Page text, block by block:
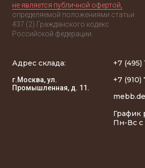
не является публичной офертой,
определяемой положениями статьи
437 (2) Гражданского кодекс
Российской федерации.
Адрес склада:
г.Москва, ул.
Промышленная, д. 11.
+7 (495)
+7
График
Пн-Вс с